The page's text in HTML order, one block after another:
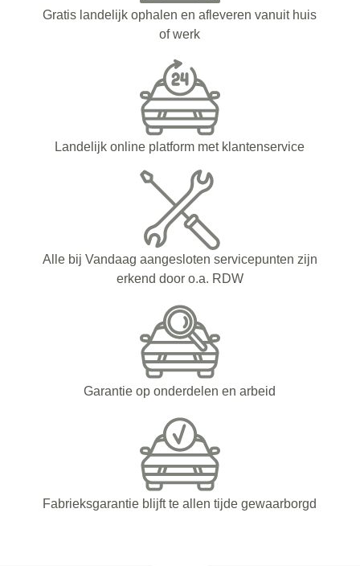
Gratis landelijk ophalen en afleveren vanuit huis
of werk
Landelijk online platform met klantenservice
Alle bij Vandaag aangesloten servicepunten zijn
erkend door o.a. RDW
Garantie op onderdelen en arbeid
Fabrieksgarantie blijft te allen tijde gewaarborgd